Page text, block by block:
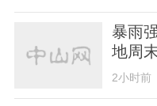
暴雨
地周
2小时前